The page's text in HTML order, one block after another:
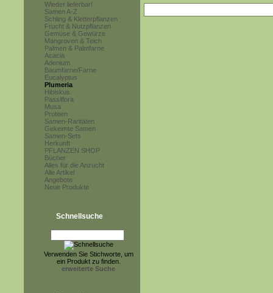
Wieder lieferbar!
Samen A-Z
Schling & Kletterpflanzen
Frucht & Nutzpflanzen
Gemüse & Gewürze
Mangroven & Teich
Palmen & Palmfarne
Acacia
Adenium
Baumfarne/Farne
Eucalyptus
Plumeria
Hibiskus
Passiflora
Musa
Proteen
Samen-Raritäten
Gekeimte Samen
Samen-Sets
Herkunft
PFLANZEN SHOP
Bücher
Alles für die Anzucht
Alle Artikel
Angebote
Neue Produkte
Schnellsuche
Verwenden Sie Stichworte, um
ein Produkt zu finden.
erweiterte Suche